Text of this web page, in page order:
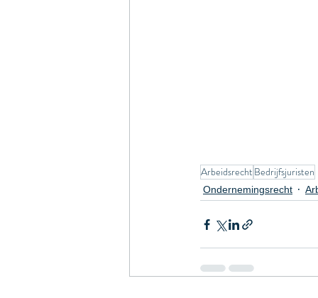
Arbeidsrecht Bedrijfsjuristen
Ondernemingsrecht